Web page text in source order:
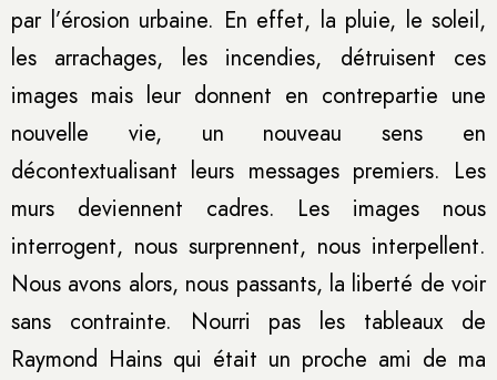
par l’érosion urbaine. En effet, la pluie, le soleil,
les arrachages, les incendies, détruisent ces
images mais leur donnent en contrepartie une
nouvelle vie, un nouveau sens en
décontextualisant leurs messages premiers. Les
murs deviennent cadres. Les images nous
interrogent, nous surprennent, nous interpellent.
Nous avons alors, nous passants, la liberté de voir
sans contrainte. Nourri pas les tableaux de
Raymond Hains qui était un proche ami de ma